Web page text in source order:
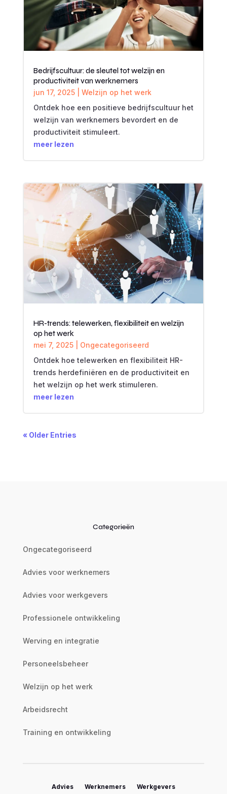
Bedrijfscultuur: de sleutel tot welzijn en
productiviteit van werknemers
jun 17, 2025| Welzijn op het werk
Ontdek hoe een positieve bedrijfscultuur het
welzijn van werknemers bevordert en de
productiviteit stimuleert.
meer lezen
HR-trends: telewerken, flexibiliteit en welzijn
op het werk
mei 7, 2025| Ongecategoriseerd
Ontdek hoe telewerken en flexibiliteit HR-
trends herdefiniëren en de productiviteit en
het welzijn op het werk stimuleren.
meer lezen
« Older Entries
Categorieën
Ongecategoriseerd
Advies voor werknemers
Advies voor werkgevers
Professionele ontwikkeling
Werving en integratie
Personeelsbeheer
Welzijn op het werk
Arbeidsrecht
Training en ontwikkeling
Advies Werknemers Werkgevers